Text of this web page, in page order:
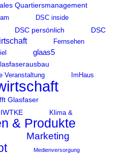
Quartiersmanagement
DSC inside
DSC persönlich
DSC
Fernsehen
glaas5
Veranstaltung ImHaus
Glasfaser
IWTKE
Klima &
& Produkte
Marketing
Medienversorgung